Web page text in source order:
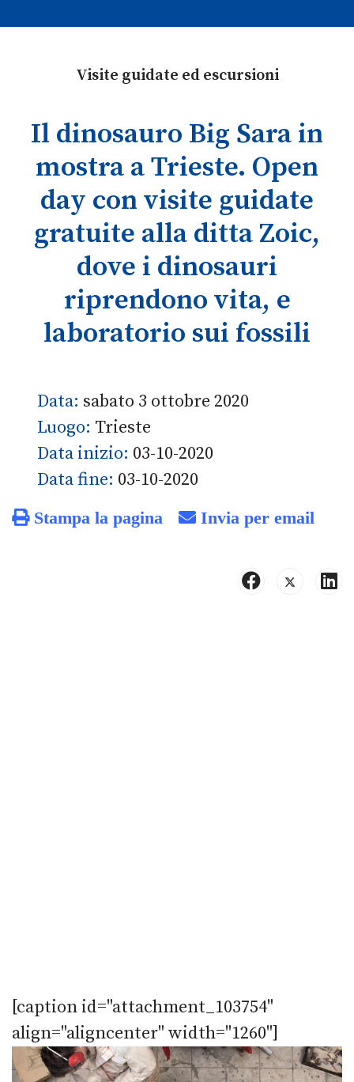
Visite guidate ed escursioni
Il dinosauro Big Sara in
mostra a Trieste. Open
day con visite guidate
gratuite alla ditta Zoic,
dove i dinosauri
riprendono vita, e
laboratorio sui fossili
Data: sabato 3 ottobre 2020
Luogo: Trieste
Data inizio: 03-10-2020
Data fine: 03-10-2020
Stampa la pagina Invia per email
[caption id="attachment_103754"
align="aligncenter" width="1260"]